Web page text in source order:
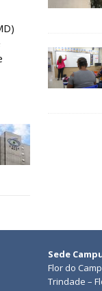
Sede
Flor do
Trindade –